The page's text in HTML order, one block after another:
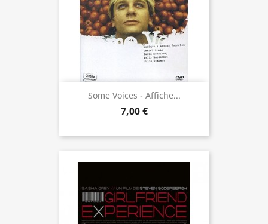
Some Voices - Affiche...
7,00 €